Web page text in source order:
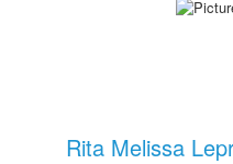
Rita Melissa